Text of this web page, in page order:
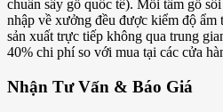
chuẩn sấy gỗ quốc tế). Mỗi tấm gỗ
nhập về xưởng đều được kiểm độ
sản xuất trực tiếp không qua trung
40% chi phí so với mua tại các cửa
Nhận Tư Vấn & Báo Giá